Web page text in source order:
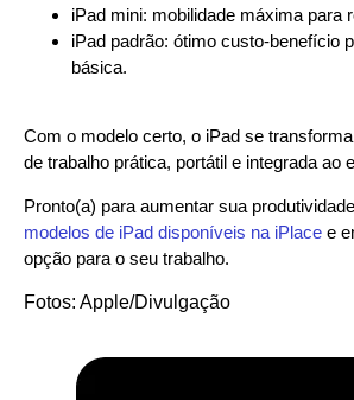
iPad mini: mobilidade máxima para
iPad padrão: ótimo custo-benefício
básica.
Com o modelo certo, o iPad se
de trabalho prática, portátil e integrada ao
Pronto(a) para aumentar sua
modelos de iPad disponíveis na iPlace e
opção para o seu trabalho.
Fotos: Apple/Divulgação